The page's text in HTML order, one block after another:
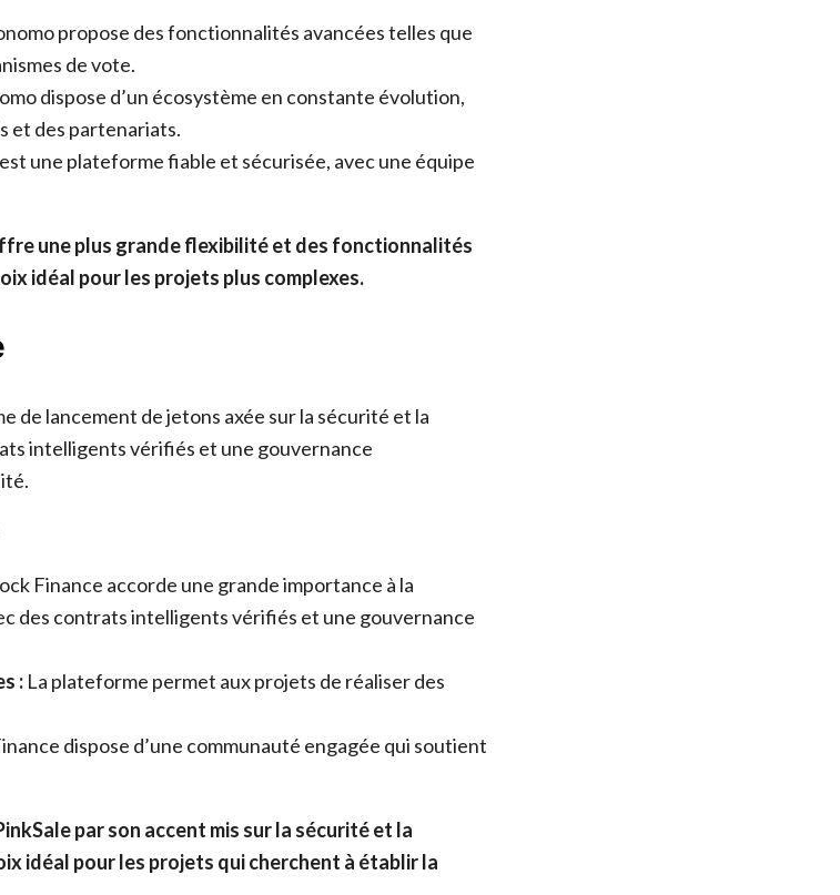
propose des fonctionnalités avancées telles que
de vote.
dispose d’un écosystème en constante évolution,
et des partenariats.
une plateforme fiable et sécurisée, avec une équipe
une plus grande flexibilité et des fonctionnalités
idéal pour les projets plus complexes.
de lancement de jetons axée sur la sécurité et la
intelligents vérifiés et une gouvernance
Finance accorde une grande importance à la
des contrats intelligents vérifiés et une gouvernance
: La plateforme permet aux projets de réaliser des
dispose d’une communauté engagée qui soutient
par son accent mis sur la sécurité et la
idéal pour les projets qui cherchent à établir la